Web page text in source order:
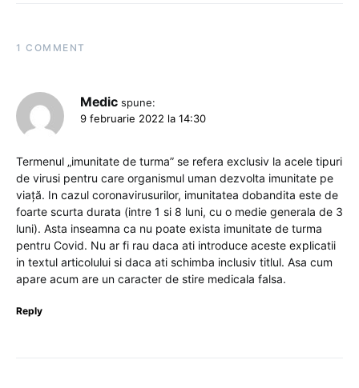
1 COMMENT
Medic spune:
9 februarie 2022 la 14:30
Termenul „imunitate de turma” se refera exclusiv la acele tipuri
de virusi pentru care organismul uman dezvolta imunitate pe
viață. In cazul coronavirusurilor, imunitatea dobandita este de
foarte scurta durata (intre 1 si 8 luni, cu o medie generala de 3
luni). Asta inseamna ca nu poate exista imunitate de turma
pentru Covid. Nu ar fi rau daca ati introduce aceste explicatii
in textul articolului si daca ati schimba inclusiv titlul. Asa cum
apare acum are un caracter de stire medicala falsa.
Reply